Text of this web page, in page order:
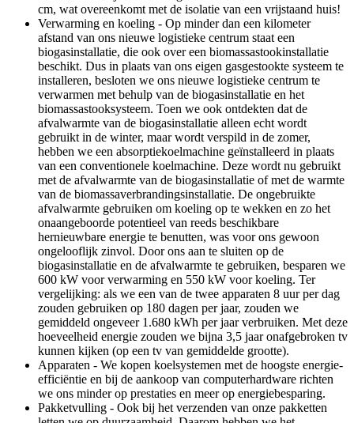
cm, wat overeenkomt met de isolatie van een vrijstaand huis!
Verwarming en koeling - Op minder dan een kilometer
afstand van ons nieuwe logistieke centrum staat een
biogasinstallatie, die ook over een biomassastookinstallatie
beschikt. Dus in plaats van ons eigen gasgestookte systeem te
installeren, besloten we ons nieuwe logistieke centrum te
verwarmen met behulp van de biogasinstallatie en het
biomassastooksysteem. Toen we ook ontdekten dat de
afvalwarmte van de biogasinstallatie alleen echt wordt
gebruikt in de winter, maar wordt verspild in de zomer,
hebben we een absorptiekoelmachine geïnstalleerd in plaats
van een conventionele koelmachine. Deze wordt nu gebruikt
met de afvalwarmte van de biogasinstallatie of met de warmte
van de biomassaverbrandingsinstallatie. De ongebruikte
afvalwarmte gebruiken om koeling op te wekken en zo het
onaangeboorde potentieel van reeds beschikbare
hernieuwbare energie te benutten, was voor ons gewoon
ongelooflijk zinvol. Door ons aan te sluiten op de
biogasinstallatie en de afvalwarmte te gebruiken, besparen we
600 kW voor verwarming en 550 kW voor koeling. Ter
vergelijking: als we een van de twee apparaten 8 uur per dag
zouden gebruiken op 180 dagen per jaar, zouden we
gemiddeld ongeveer 1.680 kWh per jaar verbruiken. Met deze
hoeveelheid energie zouden we bijna 3,5 jaar onafgebroken tv
kunnen kijken (op een tv van gemiddelde grootte).
Apparaten - We kopen koelsystemen met de hoogste energie-
efficiëntie en bij de aankoop van computerhardware richten
we ons minder op prestaties en meer op energiebesparing.
Pakketvulling - Ook bij het verzenden van onze pakketten